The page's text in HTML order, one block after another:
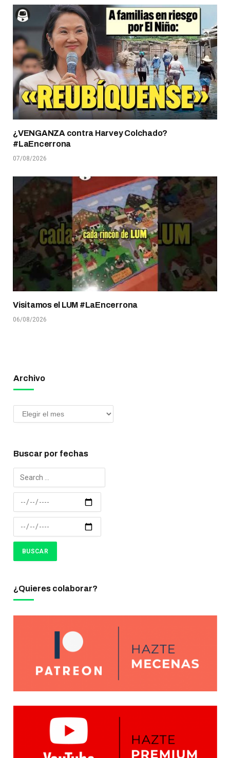
¿VENGANZA contra Harvey Colchado?
#LaEncerrona
07/08/2026
Visitamos el LUM #LaEncerrona
06/08/2026
Archivo
Buscar por fechas
¿Quieres colaborar?